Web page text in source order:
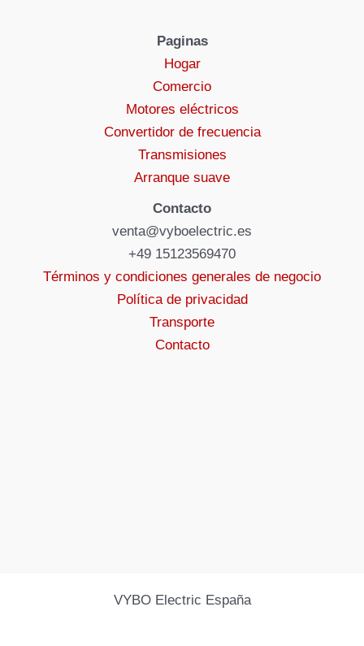
Paginas
Hogar
Comercio
Motores eléctricos
Convertidor de frecuencia
Transmisiones
Arranque suave
Contacto
venta@vyboelectric.es
+49 15123569470
Términos y condiciones generales de negocio
Política de privacidad
Transporte
Contacto
VYBO Electric España